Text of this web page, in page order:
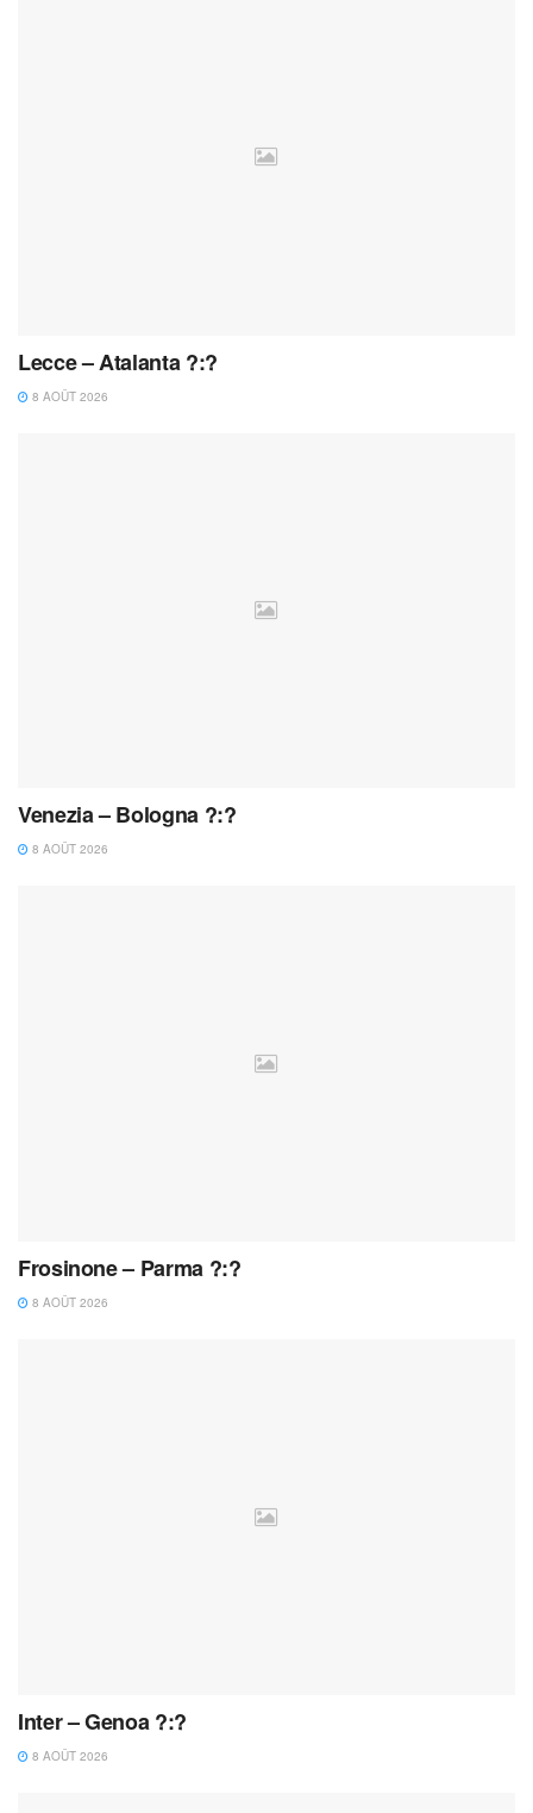
Lecce – Atalanta ?:?
8 AOÛT 2026
Venezia – Bologna ?:?
8 AOÛT 2026
Frosinone – Parma ?:?
8 AOÛT 2026
Inter – Genoa ?:?
8 AOÛT 2026